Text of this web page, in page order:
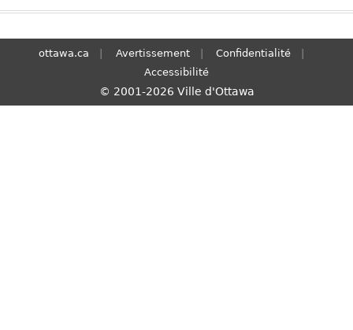
e
ottawa.ca Avertissement
Confidentialité
Accessibilité
© 2001-2026 Ville d'Ottawa